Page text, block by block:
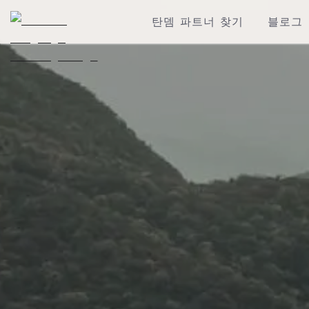
탄뎀 파트너 찾기 블로그